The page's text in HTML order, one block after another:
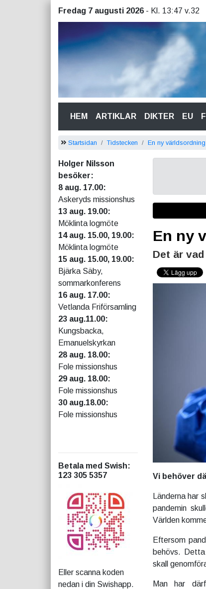
Fredag 7 augusti 2026 - Kl. 13:47 v.32
HEM(CURRENT)
ARTIKLAR DIKTER EU
Startsidan Tidstecken En ny världsordning
Holger Nilsson
besöker:
8 aug. 17.00:
Askeryds missionshus
13 aug. 19.00:
Möklinta logmöte
14 aug. 15.00, 19.00:
Möklinta logmöte
15 aug. 15.00, 19.00:
Bjärka Säby,
sommarkonferens
16 aug. 17.00:
Vetlanda Friförsamling
23 aug.11.00:
Kungsbacka,
Emanuelskyrkan
28 aug. 18.00:
Fole missionshus
29 aug. 18.00:
Fole missionshus
30 aug.18.00:
Fole missionshus
Betala med Swish:
123 305 5357
Eller scanna koden
nedan i din Swishapp.
En ny
Det är
Vi behöver
Länderna
pandemin
Världen
Eftersom
behövs.
skall
Man har